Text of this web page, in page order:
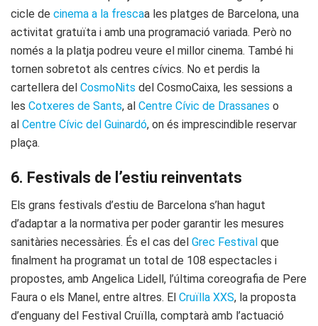
cicle de cinema a la frescaa les platges de Barcelona, una
activitat gratuïta i amb una programació variada. Però no
només a la platja podreu veure el millor cinema. També hi
tornen sobretot als centres cívics. No et perdis la
cartellera del CosmoNits del CosmoCaixa, les sessions a
les Cotxeres de Sants, al Centre Cívic de Drassanes o
al Centre Cívic del Guinardó, on és imprescindible reservar
plaça.
6. Festivals de l’estiu reinventats
Els grans festivals d’estiu de Barcelona s’han hagut
d’adaptar a la normativa per poder garantir les mesures
sanitàries necessàries. És el cas del Grec Festival que
finalment ha programat un total de 108 espectacles i
propostes, amb Angelica Lidell, l’última coreografia de Pere
Faura o els Manel, entre altres. El Cruïlla XXS, la proposta
d’enguany del Festival Cruïlla, comptarà amb l’actuació